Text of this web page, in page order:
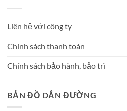
Liên hệ với công ty
Chính sách thanh toán
Chính sách bảo hành, bảo trì
BẢN ĐỒ DẪN ĐƯỜNG